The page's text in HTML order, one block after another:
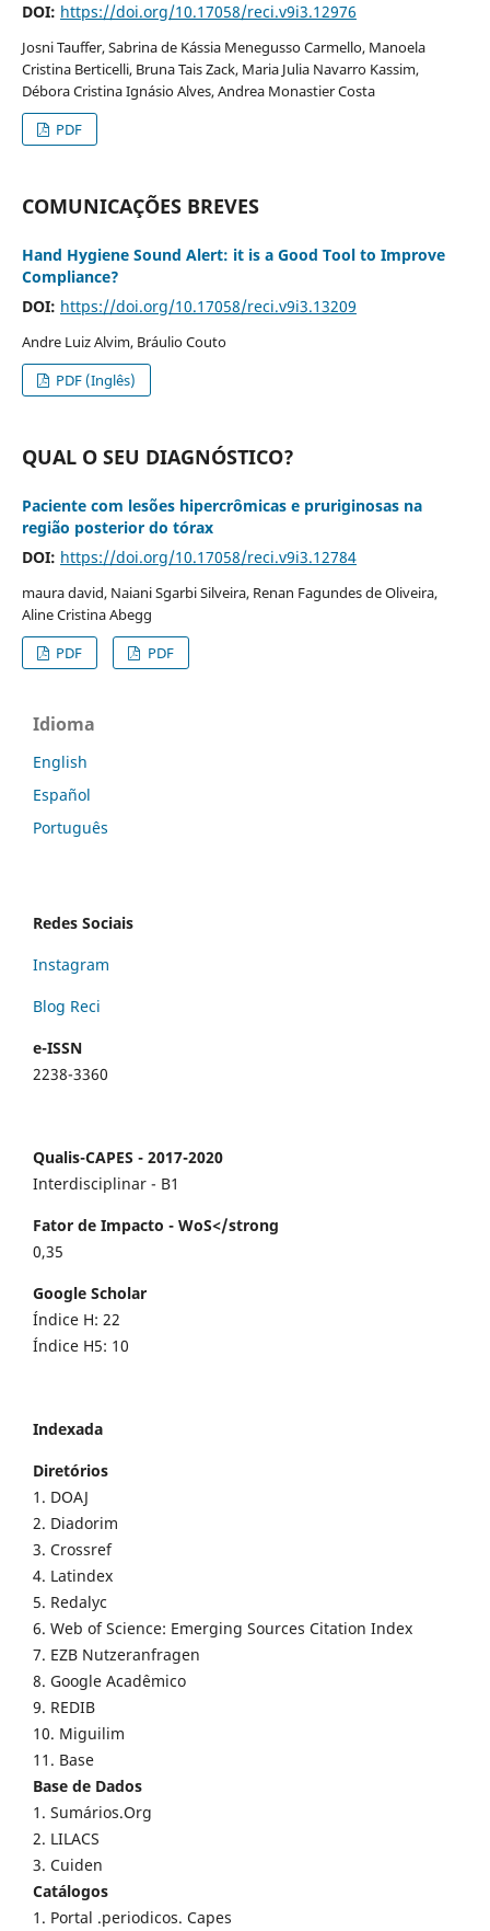
DOI: https://doi.org/10.17058/reci.v9i3.12976
Josni Tauffer, Sabrina de Kássia Menegusso Carmello, Manoela
Cristina Berticelli, Bruna Tais Zack, Maria Julia Navarro Kassim,
Débora Cristina Ignásio Alves, Andrea Monastier Costa
PDF
COMUNICAÇÕES BREVES
Hand Hygiene Sound Alert: it is a Good Tool to Improve
Compliance?
DOI: https://doi.org/10.17058/reci.v9i3.13209
Andre Luiz Alvim, Bráulio Couto
PDF (Inglês)
QUAL O SEU DIAGNÓSTICO?
Paciente com lesões hipercrômicas e pruriginosas na
região posterior do tórax
DOI: https://doi.org/10.17058/reci.v9i3.12784
maura david, Naiani Sgarbi Silveira, Renan Fagundes de Oliveira,
Aline Cristina Abegg
PDF
PDF
Idioma
English
Español
Português
Redes Sociais
Instagram
Blog Reci
e-ISSN
2238-3360
Qualis-CAPES - 2017-2020
Interdisciplinar - B1
Fator de Impacto - WoS</strong
0,35
Google Scholar
Índice H: 22
Índice H5: 10
Indexada
Diretórios
1. DOAJ
2. Diadorim
3. Crossref
4. Latindex
5. Redalyc
6. Web of Science: Emerging Sources Citation Index
7. EZB Nutzeranfragen
8. Google Acadêmico
9. REDIB
10. Miguilim
11. Base
Base de Dados
1. Sumários.Org
2. LILACS
3. Cuiden
Catálogos
1. Portal .periodicos. Capes